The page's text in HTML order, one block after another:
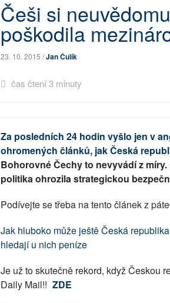
Češi si
poškodila
23. 10. 2015 /Jan Čulík
čas čtení 3 minuty
Za posledních 24 hodin vyšlo jen v
ohromených článků, jak Česká
Bohorovné Čechy to nevyvádí z
politika ohrozila strategickou
Podívejte se třeba na tento článek z
Jak hluboko může ještě Česká
hledají u nich peníze
Je už to skutečně rekord, když Českou
Daily Mail!! ZDE